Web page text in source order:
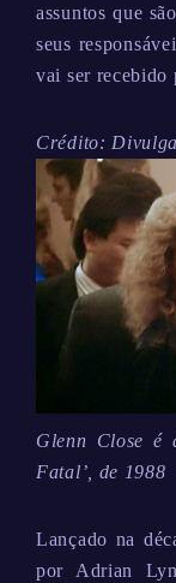
assuntos que
seus
vai ser recebido
Crédito:
Glenn Close é
Fatal’, de 1988
Lançado na
por Adrian